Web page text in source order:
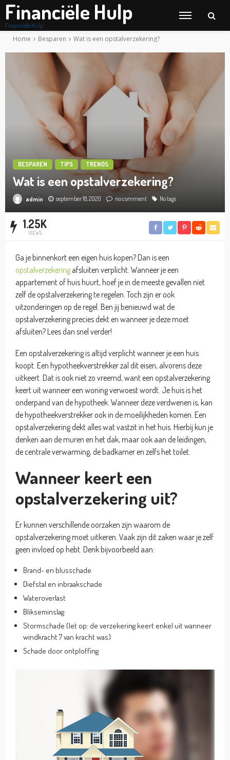
Financiële Hulp
Financiële Hulp
Home Besparen Wat is een opstalverzekering?
BESPAREN TIPS TRENDS
Wat is een opstalverzekering?
admin september 18, 2020 no comment No tags
1.25K
VIEWS
Ga je binnenkort een eigen huis kopen? Dan is een
opstalverzekering afsluiten verplicht. Wanneer je een
appartement of huis huurt, hoef je in de meeste gevallen niet
zelf de opstalverzekering te regelen. Toch zijn er ook
uitzonderingen op de regel. Ben jij benieuwd wat de
opstalverzekering precies dekt en wanneer je deze moet
afsluiten? Lees dan snel verder!
Een opstalverzekering is altijd verplicht wanneer je een huis
koopt. Een hypotheekverstrekker zal dit eisen, alvorens deze
uitkeert. Dat is ook niet zo vreemd, want een opstalverzekering
keert uit wanneer een woning verwoest wordt. Je huis is het
onderpand van de hypotheek. Wanneer deze verdwenen is, kan
de hypotheekverstrekker ook in de moeilijkheden komen. Een
opstalverzekering dekt alles wat vastzit in het huis. Hierbij kun je
denken aan de muren en het dak, maar ook aan de leidingen,
de centrale verwarming, de badkamer en zelfs het toilet.
Wanneer keert een
opstalverzekering uit?
Er kunnen verschillende oorzaken zijn waarom de
opstalverzekering moet uitkeren. Vaak zijn dit zaken waar je zelf
geen invloed op hebt. Denk bijvoorbeeld aan:
Brand- en blusschade
Diefstal en inbraakschade
Wateroverlast
Blikseminslag
Stormschade (let op: de verzekering keert enkel uit wanneer
windkracht 7 van kracht was)
Schade door ontploffing